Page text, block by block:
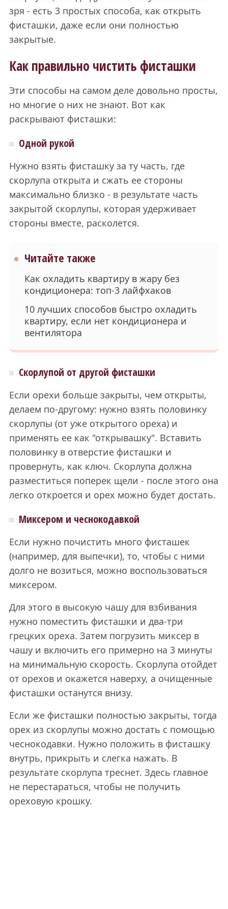
зря - есть 3 простых способа, как открыть
фисташки, даже если они полностью
закрытые.
Как правильно чистить фисташки
Эти способы на самом деле довольно просты,
но многие о них не знают. Вот как
раскрывают фисташки:
Одной рукой
Нужно взять фисташку за ту часть, где
скорлупа открыта и сжать ее стороны
максимально близко - в результате часть
закрытой скорлупы, которая удерживает
стороны вместе, расколется.
Читайте также
Как охладить квартиру в жару без
кондиционера: топ-3 лайфхаков
10 лучших способов быстро охладить
квартиру, если нет кондиционера и
вентилятора
Скорлупой от другой фисташки
Если орехи больше закрыты, чем открыты,
делаем по-другому: нужно взять половинку
скорлупы (от уже открытого ореха) и
применять ее как "открывашку". Вставить
половинку в отверстие фисташки и
провернуть, как ключ. Скорлупа должна
разместиться поперек щели - после этого она
легко откроется и орех можно будет достать.
Миксером и чеснокодавкой
Если нужно почистить много фисташек
(например, для выпечки), то, чтобы с ними
долго не возиться, можно воспользоваться
миксером.
Для этого в высокую чашу для взбивания
нужно поместить фисташки и два-три
грецких ореха. Затем погрузить миксер в
чашу и включить его примерно на 3 минуты
на минимальную скорость. Скорлупа отойдет
от орехов и окажется наверху, а очищенные
фисташки останутся внизу.
Если же фисташки полностью закрыты, тогда
орех из скорлупы можно достать с помощью
чеснокодавки. Нужно положить в фисташку
внутрь, прикрыть и слегка нажать. В
результате скорлупа треснет. Здесь главное
не перестараться, чтобы не получить
ореховую крошку.